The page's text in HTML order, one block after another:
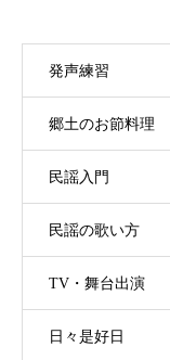
発声練習
郷土のお節料理
民謡入門
民謡の歌い方
TV・舞台出演
日々是好日